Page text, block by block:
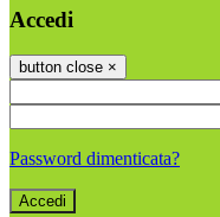
Accedi
button close ×
Password dimenticata?